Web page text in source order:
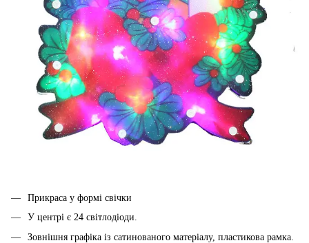
Прикраса у формі свічки
У центрі є 24 світлодіоди.
Зовнішня графіка із сатинованого матеріалу, пластикова рамка.